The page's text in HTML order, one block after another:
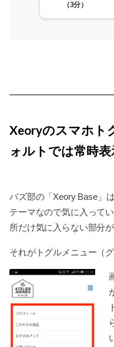
（3分）
Xeoryのスマホト
ォルトでは常時
バズ部の「Xeory Base」
テーマなので気に入って
所だけ気に入らない部分
それがトグルメニュー（